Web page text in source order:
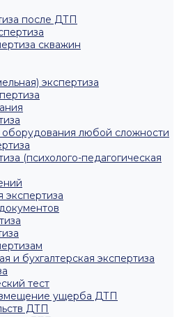
после ДТП
скважин
экспертиза
оборудования любой сложности
(психолого-педагогическая
экспертиза
и бухгалтерская экспертиза
тест
ущерба ДТП
ДТП